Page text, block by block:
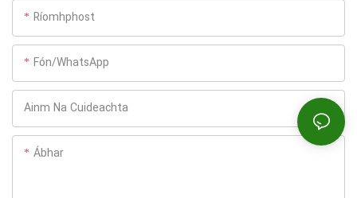
Ríomhphost
Fón/WhatsApp
Ainm Na Cuideachta
Ábhar